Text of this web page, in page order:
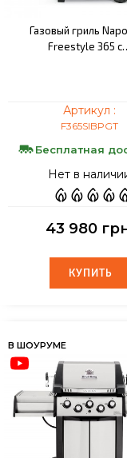
Газовый гриль
Freestyle 365
Артикул :
F365SIBPGT
Бесплатная
Нет в
43 980
КУПИТЬ
КУПИТЬ
В ШОУРУМЕ